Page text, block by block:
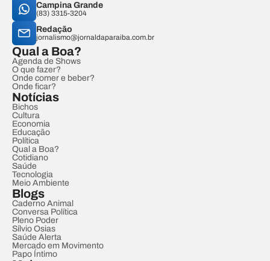
Campina Grande
(83) 3315-3204
Redação
jornalismo@jornaldaparaiba.com.br
Qual a Boa?
Agenda de Shows
O que fazer?
Onde comer e beber?
Onde ficar?
Notícias
Bichos
Cultura
Economia
Educação
Política
Qual a Boa?
Cotidiano
Saúde
Tecnologia
Meio Ambiente
Blogs
Caderno Animal
Conversa Política
Pleno Poder
Sílvio Osias
Saúde Alerta
Mercado em Movimento
Papo Íntimo